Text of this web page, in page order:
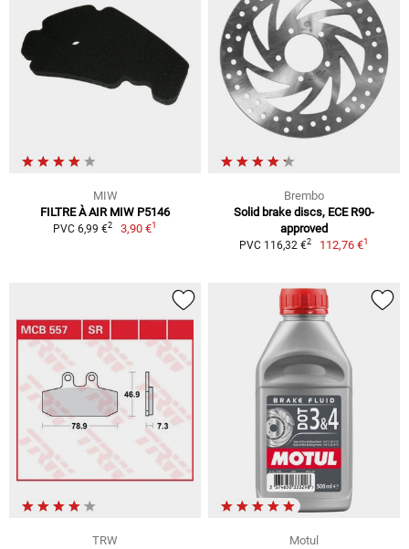
MIW
FILTRE À AIR MIW P5146
PVC 6,99 €2 3,90 €1
Brembo
Solid brake discs, ECE R90-
approved
PVC 116,32 €2 112,76 €1
TRW
Motul